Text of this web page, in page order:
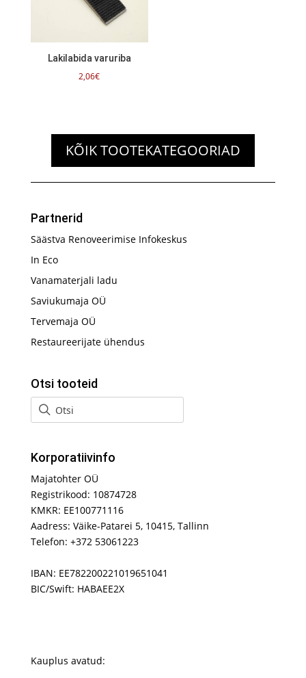
Lakilabida varuriba
2,06€
KÕIK TOOTEKATEGOORIAD
Partnerid
Säästva Renoveerimise Infokeskus
In Eco
Vanamaterjali ladu
Saviukumaja OÜ
Tervemaja OÜ
Restaureerijate ühendus
Otsi tooteid
Korporatiivinfo
Majatohter OÜ
Registrikood: 10874728
KMKR: EE100771116
Aadress: Väike-Patarei 5, 10415, Tallinn
Telefon: +372 53061223
IBAN: EE782200221019651041
BIC/Swift: HABAEE2X
Kauplus avatud: